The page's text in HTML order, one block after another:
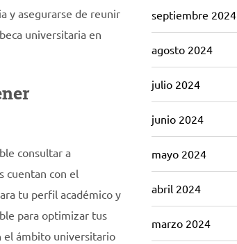
y asegurarse de reunir
universitaria en
consultar a
cuentan con el
tu perfil académico y
para optimizar tus
el ámbito universitario
septiembre 2024
agosto 2024
julio 2024
junio 2024
mayo 2024
abril 2024
marzo 2024